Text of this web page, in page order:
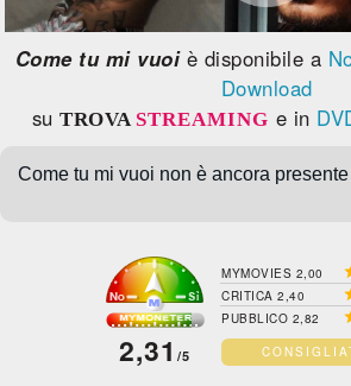
Come tu mi vuoiè disponibile a
Download
suTROVA STREAMING e in
2,31 /5
MYMOVIES 2,00
CRITICA 2,40
PUBBLICO 2,82